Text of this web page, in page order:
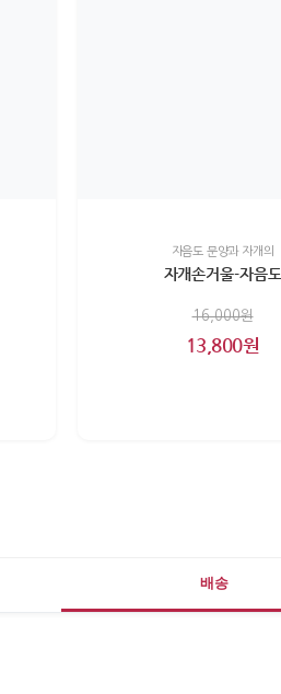
자음도 문양과 자개의
자개손거울-자음도
16,000원
13,800원
배송